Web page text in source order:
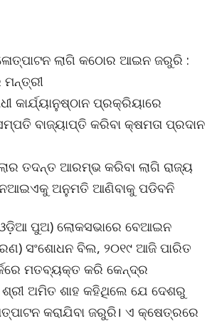
ଲାଗି କଠୋର ଆଇନ ଜରୁରି :
କାର୍ଯ୍ୟାନୁଷ୍ଠାନ ପ୍ରକ୍ରିୟାରେ
ବାଜ୍ୟାପ୍ତି କରିବା କ୍ଷମତା ପ୍ରଦାନ
ତଦନ୍ତ ଆରମ୍ଭ କରିବା ଲାଗି ରାଜ୍ୟ
ଅନୁମତି ଆଣିବାକୁ ପଡିବନି
ପୁଅ) ଲୋକସଭାରେ ବେଆଇନ
ସଂଶୋଧନ ବିଲ, ୨୦୧୯ ଆଜି ପାରିତ
ମତବ୍ୟକ୍ତ କରି କେନ୍ଦ୍ର
ଅମିତ ଶାହ କହିଥିଲେ ଯେ ଦେଶରୁ
କରାଯିବା ଜରୁରି। ଏ କ୍ଷେତ୍ରରେ